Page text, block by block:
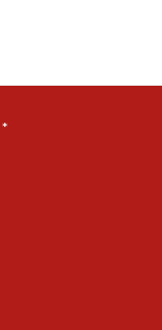
*